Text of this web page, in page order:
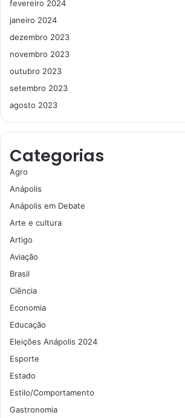
fevereiro 2024
janeiro 2024
dezembro 2023
novembro 2023
outubro 2023
setembro 2023
agosto 2023
Categorias
Agro
Anápolis
Anápolis em Debate
Arte e cultura
Artigo
Aviação
Brasil
Ciência
Economia
Educação
Eleições Anápolis 2024
Esporte
Estado
Estilo/Comportamento
Gastronomia